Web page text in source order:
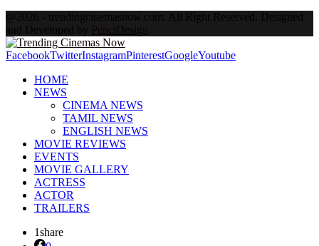
@2026 - trendingcinemasnow.com. All Right Reserved. Designed
and Developed by PenciDesign
FacebookTwitterInstagramPinterestGoogleYoutube
HOME
NEWS
CINEMA NEWS
TAMIL NEWS
ENGLISH NEWS
MOVIE REVIEWS
EVENTS
MOVIE GALLERY
ACTRESS
ACTOR
TRAILERS
1share